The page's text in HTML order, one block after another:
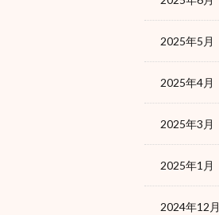
2025年5月
2025年4月
2025年3月
2025年1月
2024年12月